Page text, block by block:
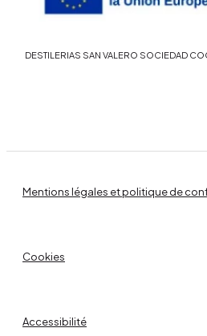
DESTILERIAS SAN VALERO
Mentions légales et politique de
Cookies
Accessibilité